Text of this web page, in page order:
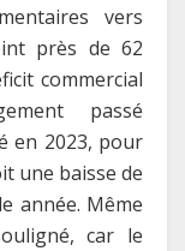
vers
près de 62
commercial
passé
en 2023, pour
une baisse de
année. Même
car le